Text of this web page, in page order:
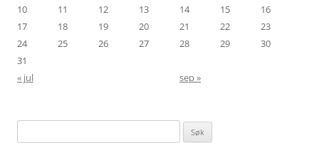
10
11 12 13 14 15
16
17
18 19 20 21 22
23
24
25 26 27 28 29
30
31
« jul
sep »